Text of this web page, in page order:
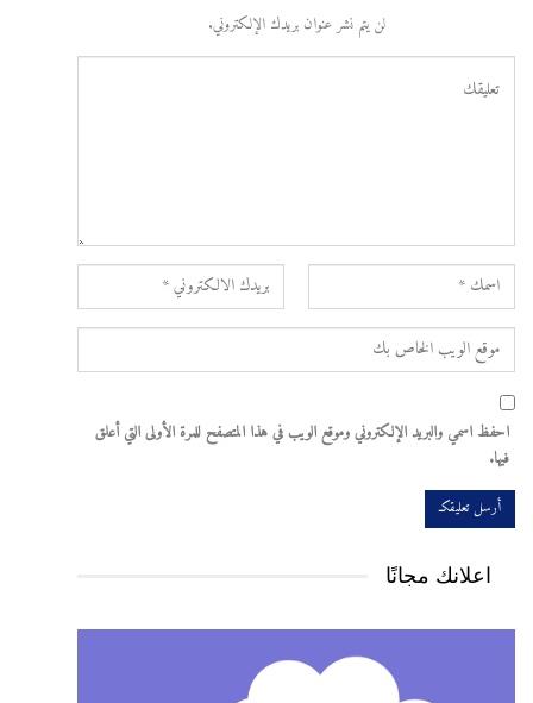
لن يتم نشر عنوان بريدك الإلكتروني.
احفظ اسمي والبريد الإلكتروني وموقع الويب في هذا المتصفح للمرة الأولى التي أعلق
فيها.
اعلانك مجانًا